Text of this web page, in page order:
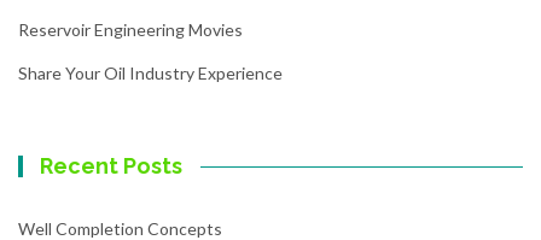
Reservoir Engineering Movies
Share Your Oil Industry Experience
Recent Posts
Well Completion Concepts